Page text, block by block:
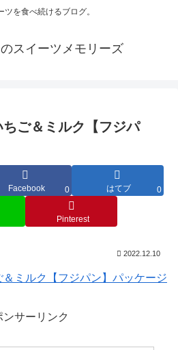
ツを食べ続けるブログ。
スイーツメモリーズ
ご＆ミルク【フジパ
Facebook 0 はてブ 0
Pinterest
2022.12.10
ンサーリンク